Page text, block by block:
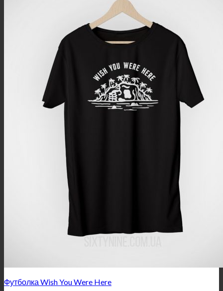
Футболка Wish You Were Here